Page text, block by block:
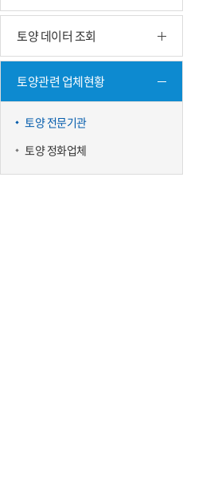
토양 데이터 조회
토양관련 업체현황
토양 전문기관
토양 정화업체